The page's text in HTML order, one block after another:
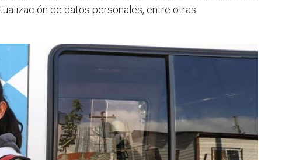
de datos personales, entre otras.